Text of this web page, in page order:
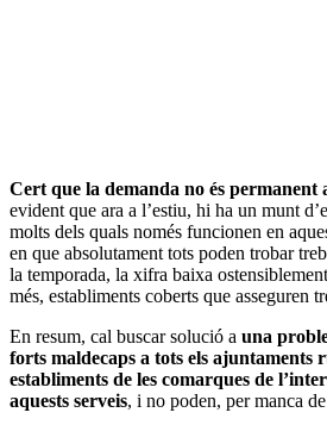
Cert que la demanda no és permanent
evident que ara a l’estiu, hi ha un munt
molts dels quals només funcionen en
en que absolutament tots poden trobar
la temporada, la xifra baixa
més, establiments coberts que asseguren
En resum, cal buscar solució a una
forts maldecaps a tots els ajuntaments
establiments de les comarques de
aquests serveis, i no poden, per manca